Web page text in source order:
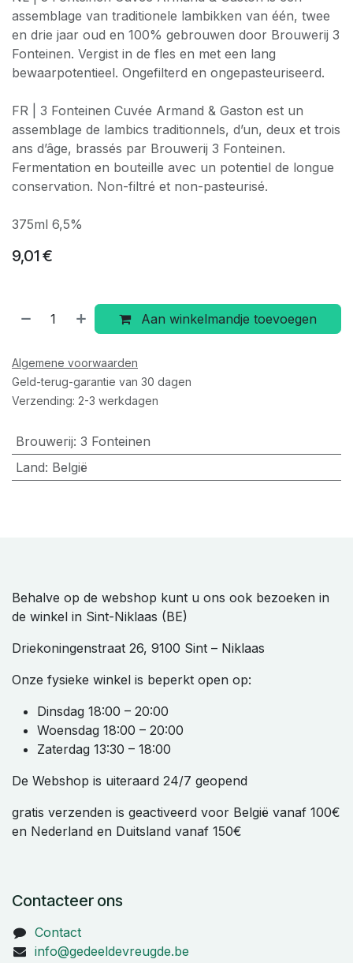
assemblage van traditionele lambikken van één, twee
en drie jaar oud en 100% gebrouwen door Brouwerij 3
Fonteinen. Vergist in de fles en met een lang
bewaarpotentieel. Ongefilterd en ongepasteuriseerd.
FR | 3 Fonteinen Cuvée Armand & Gaston est un
assemblage de lambics traditionnels, d’un, deux et trois
ans d’âge, brassés par Brouwerij 3 Fonteinen.
Fermentation en bouteille avec un potentiel de longue
conservation. Non-filtré et non-pasteurisé.
375ml 6,5%
9,01€
Aan winkelmandje toevoegen
Algemene voorwaarden
Geld-terug-garantie van 30 dagen
Verzending: 2-3 werkdagen
Brouwerij: 3 Fonteinen
Land: België
Behalve op de webshop kunt u ons ook bezoeken in
de winkel in Sint-Niklaas (BE)
Driekoningenstraat 26, 9100 Sint – Niklaas
Onze fysieke winkel is beperkt open op:
Dinsdag 18:00 – 20:00
Woensdag 18:00 – 20:00
Zaterdag 13:30 – 18:00
De Webshop is uiteraard 24/7 geopend
gratis verzenden is geactiveerd voor België vanaf 100€
en Nederland en Duitsland vanaf 150€
Contacteer ons
Contact
info@gedeeldevreugde.be